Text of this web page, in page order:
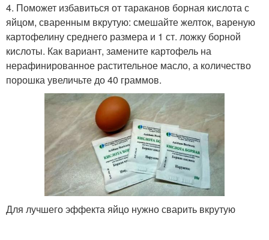
4. Поможет избавиться от тараканов борная кислота с
яйцом, сваренным вкрутую: смешайте желток, вареную
картофелину среднего размера и 1 ст. ложку борной
кислоты. Как вариант, замените картофель на
нерафинированное растительное масло, а количество
порошка увеличьте до 40 граммов.
Для лучшего эффекта яйцо нужно сварить вкрутую